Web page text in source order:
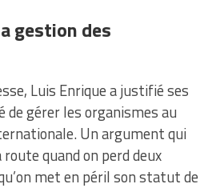
gestion des
Luis Enrique a justifié ses
de gérer les organismes au
Un argument qui
quand on perd deux
met en péril son statut de